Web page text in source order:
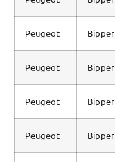
Peugeot Bipper
Peugeot Bipper
Peugeot Bipper
Peugeot Bipper